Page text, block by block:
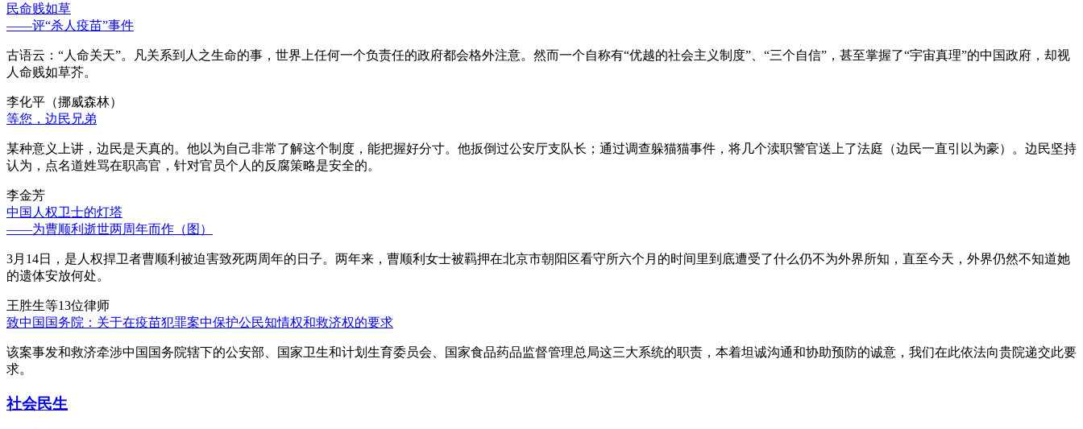
民命贱如草
——评“杀人疫苗”事件
古语云：“人命关天”。凡关系到人之生命的事，世界上任何一个负责任的政府都会格外注意。然而一个自称有“优越的社会主义制度”、“三个自信”，甚至掌握了“宇宙真理”的中国政府，却视
人命贱如草芥。
李化平（挪威森林）
等您，边民兄弟
某种意义上讲，边民是天真的。他以为自己非常了解这个制度，能把握好分寸。他扳倒过公安厅支队长；通过调查躲猫猫事件，将几个渎职警官送上了法庭（边民一直引以为豪）。边民坚持
认为，点名道姓骂在职高官，针对官员个人的反腐策略是安全的。
李金芳
中国人权卫士的灯塔
——为曹顺利逝世两周年而作（图）
3月14日，是人权捍卫者曹顺利被迫害致死两周年的日子。两年来，曹顺利女士被羁押在北京市朝阳区看守所六个月的时间里到底遭受了什么仍不为外界所知，直至今天，外界仍然不知道她
的遗体安放何处。
王胜生等13位律师
致中国国务院：关于在疫苗犯罪案中保护公民知情权和救济权的要求
该案事发和救济牵涉中国国务院辖下的公安部、国家卫生和计划生育委员会、国家食品药品监督管理总局这三大系统的职责，本着坦诚沟通和协助预防的诚意，我们在此依法向贵院递交此要
求。
社会民生